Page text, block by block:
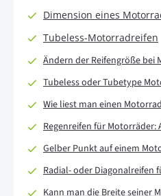
Dimension eines
Tubeless-Motorradreifen
Ändern der Reifengröße bei
Tubeless oder Tubetype
Wie liest man einen
Regenreifen für Motorräder:
Gelber Punkt auf einem
Radial- oder Diagonalreifen
Kann man die Breite seiner